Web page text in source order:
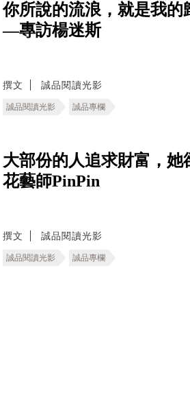
你所說的流浪，就是我
—專訪楊迷斯
撰文 誠品閱讀光影
誠品閱讀光影 誠品專欄
大部份的人追求財富，
花藝師PinPin
撰文 誠品閱讀光影
誠品閱讀光影 誠品專欄